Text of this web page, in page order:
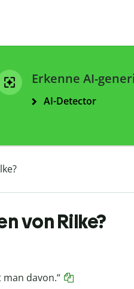
Erkenne AI-
AI-Detector
von Rilke?
davon.“